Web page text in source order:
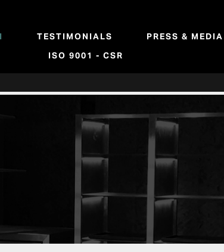
TESTIMONIALS PRESS & MEDIA
ISO 9001 - CSR